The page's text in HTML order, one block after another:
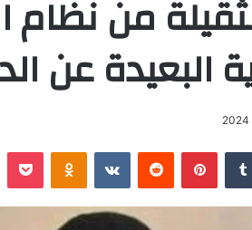
من نظام
البعيدة عن
بينتيريست